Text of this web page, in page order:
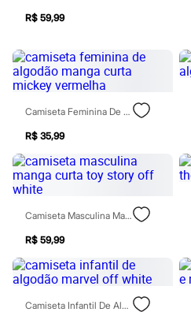
Vestidos
Bolsas
Bonés e Chapéus
Bijoux
Cintos
Óculos
Relógios
Calçados
Botas
Chinelos
Rasteirinhas
Sandálias
Tênis
Marcas
City
Clock House
Mindset
Sawary
Yessica
R$ 59,99
Camiseta Feminina De Algodão Manga Curta Mickey Vermelha
R$ 35,99
Camiseta Masculina Manga Curta Toy Story Off White
R$ 59,99
Camiseta Infantil De Algodão Marvel Off White